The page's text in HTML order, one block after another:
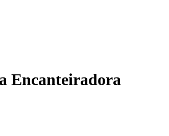
Encanteiradora